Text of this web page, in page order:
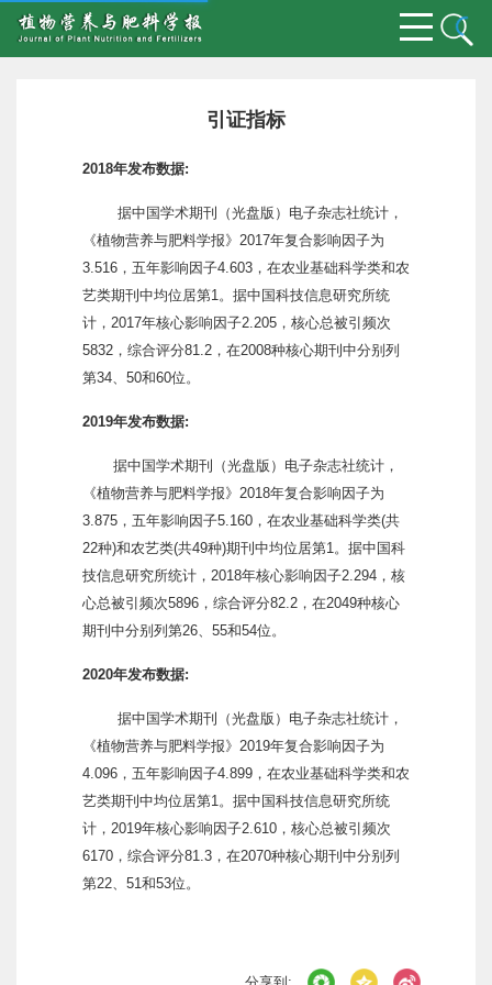
引证指标
2018年发布数据:
据中国学术期刊（光盘版）电子杂志社统计，
《植物营养与肥料学报》2017年复合影响因子为
3.516，五年影响因子4.603，在农业基础科学类和农
艺类期刊中均位居第1。据中国科技信息研究所统
计，2017年核心影响因子2.205，核心总被引频次
5832，综合评分81.2，在2008种核心期刊中分别列
第34、50和60位。
2019年发布数据:
据中国学术期刊（光盘版）电子杂志社统计，
《植物营养与肥料学报》2018年复合影响因子为
3.875，五年影响因子5.160，在农业基础科学类(共
22种)和农艺类(共49种)期刊中均位居第1。据中国科
技信息研究所统计，2018年核心影响因子2.294，核
心总被引频次5896，综合评分82.2，在2049种核心
期刊中分别列第26、55和54位。
2020年发布数据:
据中国学术期刊（光盘版）电子杂志社统计，
《植物营养与肥料学报》2019年复合影响因子为
4.096，五年影响因子4.899，在农业基础科学类和农
艺类期刊中均位居第1。据中国科技信息研究所统
计，2019年核心影响因子2.610，核心总被引频次
6170，综合评分81.3，在2070种核心期刊中分别列
第22、51和53位。
分享到: